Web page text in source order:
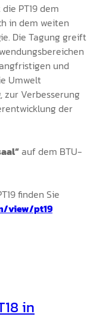
PT19 dem
in dem weiten
Die Tagung greift
und
Umwelt
zur Verbesserung
der
auf dem BTU-
finden Sie
view/pt19
in